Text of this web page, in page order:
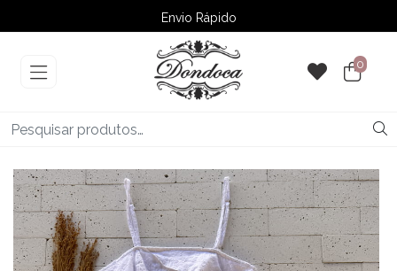
Envio Rápido
➚ Ofertas– Até 60% OFF
0